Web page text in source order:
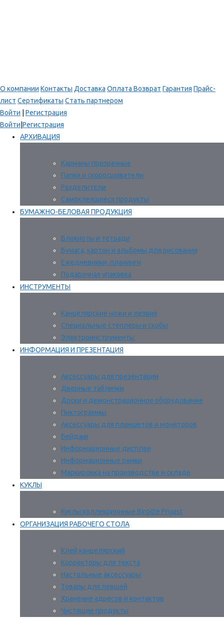
О компании Контакты Доставка Оплата Возврат Гарантия Прайс-
лист Сертификаты Стать партнером
Войти
Регистрация
Войти Регистрация
АРХИВАЦИЯ
Карманы прозрачные
Папки и скоросшиватели
Разделители
Самоклеящиеся продукты
БУМАЖНО-БЕЛОВАЯ ПРОДУКЦИЯ
Блокноты и тетради
Бумага, картон и альбомы для рисования
Ежедневники, планинги
Подарочная упаковка
ИНСТРУМЕНТЫ
Канцелярские ножи и лезвия
Специальные степлеры и скобы
Электроинструменты
ИНФОРМАЦИЯ И ПРЕЗЕНТАЦИЯ
Аксессуары для презентации
Дверные таблички
Доски и демонстрационное оборудование
Пиктограммы
Аксессуары для планшетов и мониторов
Бейджи
Информационные дисплеи
Информационные рамки
Маркировка на производстве и складе
КУКЛЫ
Куклы коллекционные Birgitte Frigast
ОРГАНИЗАЦИЯ РАБОЧЕГО СТОЛА
Клей канцелярский
Корректоры для текста
Настольные аксессуары
Товары для левшей
Хранение адресов и контактов
Чистящие продукты